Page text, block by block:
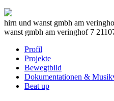
hirn und wanst gmbh am
wanst gmbh am veringhof 7
Profil
Projekte
Bewegtbild
Dokumentationen &
Beat up